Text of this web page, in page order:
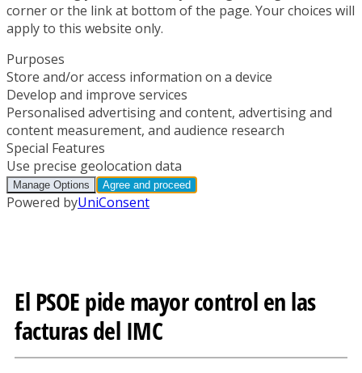
El PSOE pide mayor control en las
facturas del IMC